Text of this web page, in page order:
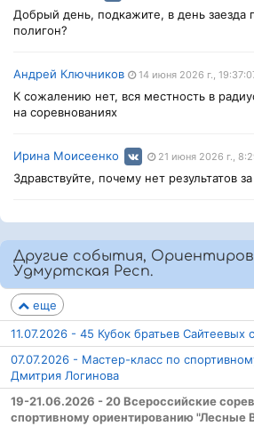
Добрый день, подкажите, в день заезда
полигон?
Андрей Ключников 14 июня 2026 г.,
К сожалению нет, вся местность в
на соревнованиях
Ирина Моисеенко 21 июня 2026 г.,
Здравствуйте, почему нет результатов
Другие события,
Удмуртская Респ.
еще
11.07.2026 - 45 Кубок братьев Сайтеевых
07.07.2026 - Мастер-класс по
Дмитрия Логинова
19-21.06.2026 - 20 Всероссийские
спортивному ориентированию "Лесные